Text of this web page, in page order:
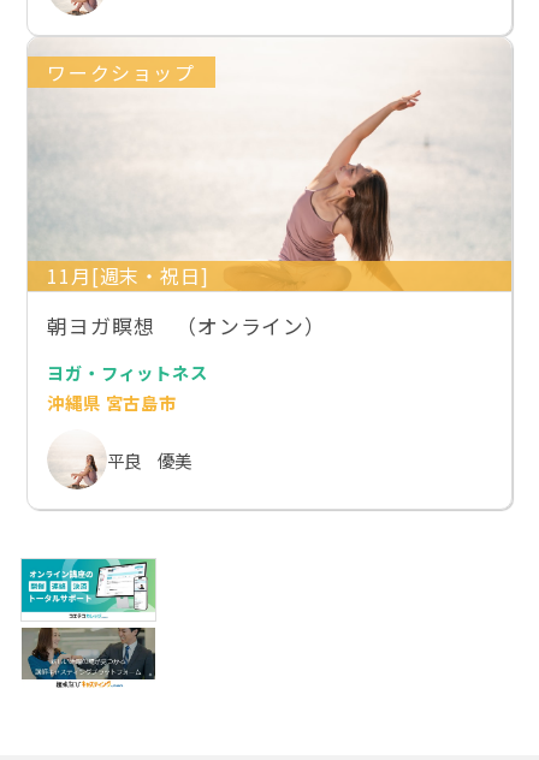
ワークショップ
11月[週末・祝日]
朝ヨガ瞑想 （オンライン）
ヨガ・フィットネス
沖縄県 宮古島市
平良 優美